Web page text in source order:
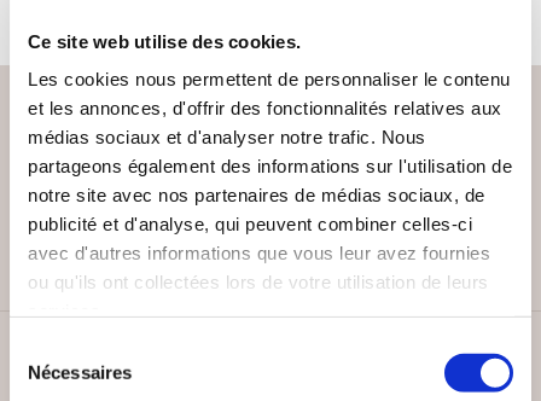
Ce site web utilise des cookies.
Les cookies nous permettent de personnaliser le contenu
et les annonces, d'offrir des fonctionnalités relatives aux
médias sociaux et d'analyser notre trafic. Nous
partageons également des informations sur l'utilisation de
notre site avec nos partenaires de médias sociaux, de
publicité et d'analyse, qui peuvent combiner celles-ci
avec d'autres informations que vous leur avez fournies
ou qu'ils ont collectées lors de votre utilisation de leurs
Nécessaires
PAIEMENT SÉCURISÉ
Remises quantités jusqu'à -42%